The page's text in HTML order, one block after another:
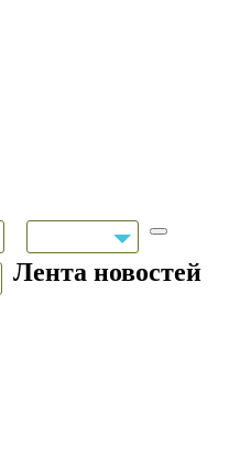
Лента новостей